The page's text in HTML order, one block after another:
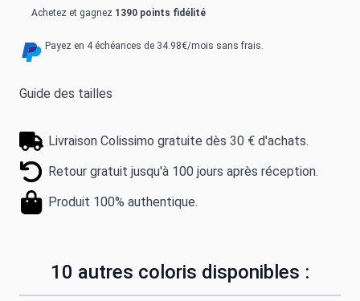
Achetez et gagnez 1390 points fidélité
Payez en 4 échéances de 34.98€/mois sans frais.
Guide des tailles
Livraison Colissimo gratuite dès 30 € d'achats.
Retour gratuit jusqu'à 100 jours après réception.
Produit 100% authentique.
10 autres coloris disponibles :